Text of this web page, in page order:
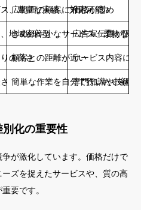
、豊富な実績、ブランド力
広範囲の顧客に対応可能
価格が高め
地域密着型
きめ細やかなサービス、柔軟な対
広告宣伝費が限ら
の良さ
顧客との距離が近いサービス内容に
簡単な作業を自分で行いたい顧客
専門知識や技術
化の重要性
が激化しています。価格だけで
ズを捉えたサービスや、質の高
要です。